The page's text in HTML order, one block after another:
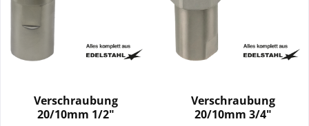
Verschraubung
20/10mm 1/2"
Verschraubung
20/10mm 3/4"